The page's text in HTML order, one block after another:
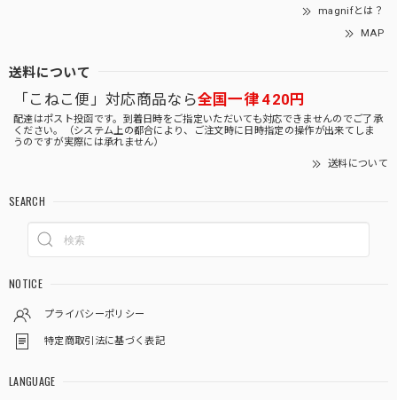
magnifとは？
MAP
送料について
「こねこ便」対応商品なら全国一律 420円
配達はポスト投函です。到着日時をご指定いただいても対応できませんのでご了承
ください。（システム上の都合により、ご注文時に日時指定の操作が出来てしま
うのですが実際には承れません）
送料について
SEARCH
NOTICE
プライバシーポリシー
特定商取引法に基づく表記
LANGUAGE